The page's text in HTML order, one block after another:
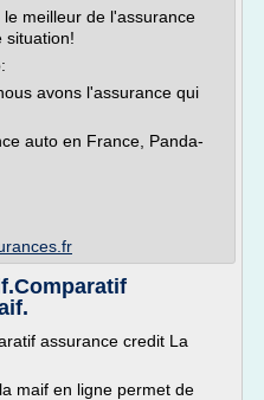
meilleur de l'assurance
situation!
avons l'assurance qui
auto en France, Panda-
assurance credit La
maif en ligne permet de